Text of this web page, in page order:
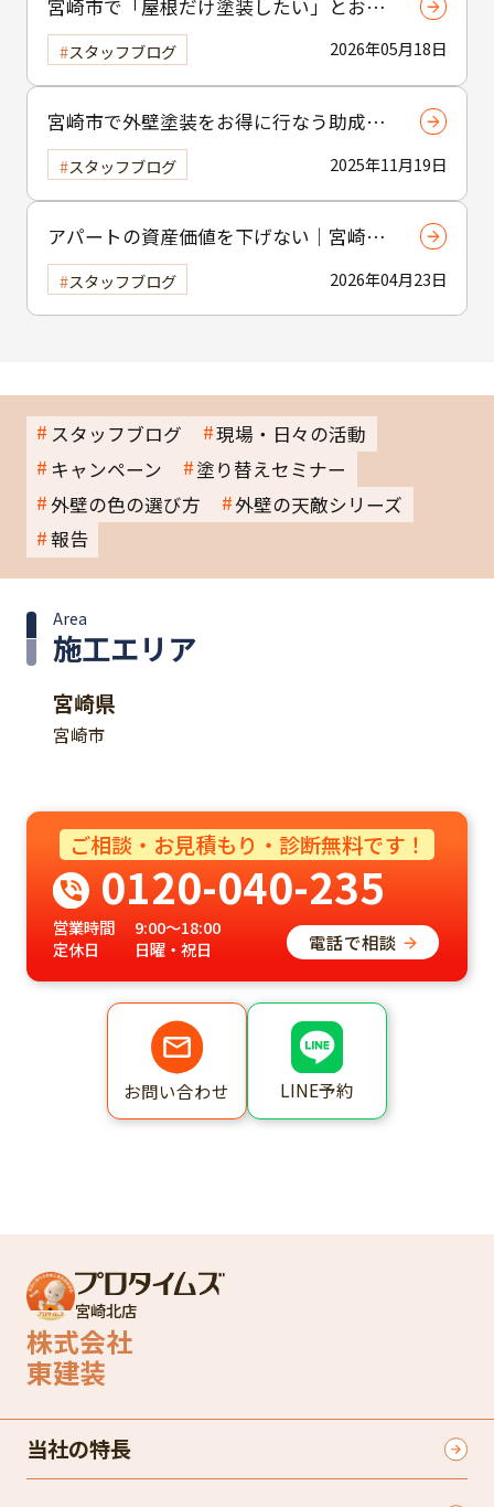
宮崎市で「屋根だけ塗装したい」とお考
えの方へ｜小工事・雨樋交換だけでも大
歓迎！
2026年05月18日
スタッフブログ
宮崎市で外壁塗装をお得に行なう助成金
制度の活用方法
2025年11月19日
スタッフブログ
アパートの資産価値を下げない｜宮崎市
の賃貸物件塗装のポイント
2026年04月23日
スタッフブログ
スタッフブログ
現場・日々の活動
キャンペーン
塗り替えセミナー
外壁の色の選び方
外壁の天敵シリーズ
報告
施工エリア
Area
宮崎県
宮崎市
ご相談・お見積もり・診断無料です！
0120-040-235
営業時間
9:00～18:00
定休日
日曜・祝日 電話で相談
お問い合わせ LINE予約
宮崎北店
株式会社
東建装
当社の特長